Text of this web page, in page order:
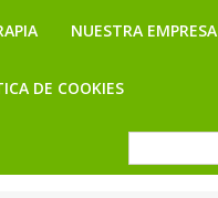
NUESTRA EMPRESA
DE COOKIES